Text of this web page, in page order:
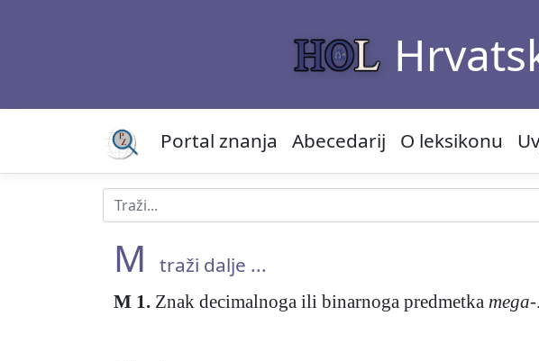
Portal znanja Abecedarij O leksikonu
M traži dalje ...
M 1. Znak decimalnoga ili binarnoga predmetka mega-.